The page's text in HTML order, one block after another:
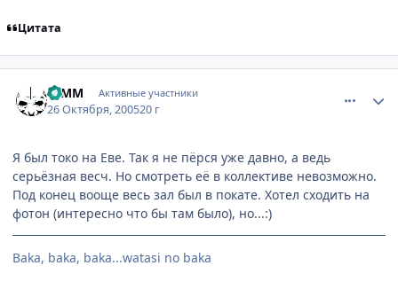
Цитата
DIMM Активные участники
26 Октября, 200520 г
Я был токо на Еве. Так я не пёрся уже давно, а ведь
серьёзная весч. Но смотреть её в коллективе невозможно.
Под конец вооще весь зал был в покате. Хотел сходить на
фотон (интересно что бы там было), но...:)
Baka, baka, baka...watasi no baka